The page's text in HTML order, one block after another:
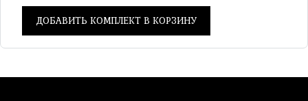
ДОБАВИТЬ КОМПЛЕКТ В КОРЗИНУ